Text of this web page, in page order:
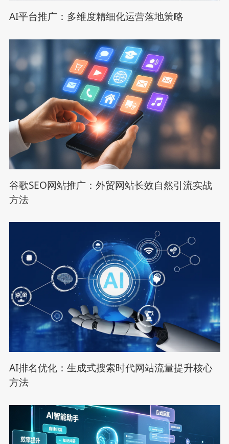
AI平台推广：多维度精细化运营落地策略
谷歌SEO网站推广：外贸网站长效自然引流实战
方法
AI排名优化：生成式搜索时代网站流量提升核心
方法